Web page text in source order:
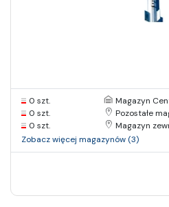
0 szt.
Magazyn
0 szt.
Pozostałe
0 szt.
Magazyn
Zobacz więcej magazynów (3)